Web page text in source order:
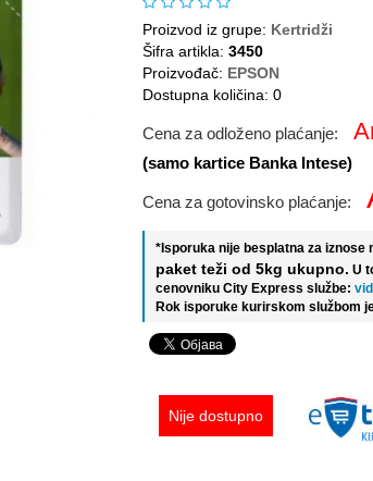
Proizvod iz grupe: Kertridži
Šifra artikla: 3450
Proizvođač: EPSON
Dostupna količina: 0
Cena za odloženo plaćanje:
(samo kartice Banka Intese)
Cena za gotovinsko plaćanje:
*Isporuka nije besplatna za iznose
paket teži od 5kg ukupno. U
cenovniku City Express službe:
Rok isporuke kurirskom službom
Nije dostupno